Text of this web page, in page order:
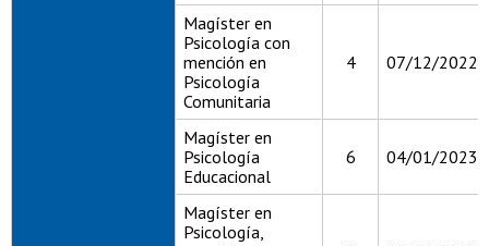
Magíster en
Psicología con
mención en
Psicología
Comunitaria
4 07/12/2022
Magíster en
Psicología
Educacional
6 04/01/2023
Magíster en
Psicología,